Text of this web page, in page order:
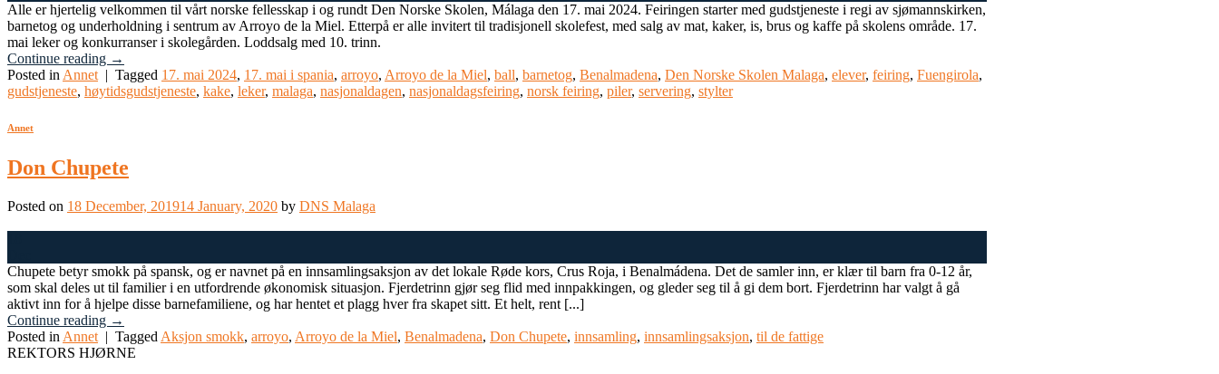
Alle er hjertelig velkommen til vårt norske fellesskap i og rundt Den Norske Skolen, Málaga den 17. mai 2024. Feiringen starter med gudstjeneste i regi av sjømannskirken,
barnetog og underholdning i sentrum av Arroyo de la Miel. Etterpå er alle invitert til tradisjonell skolefest, med salg av mat, kaker, is, brus og kaffe på skolens område. 17.
mai leker og konkurranser i skolegården. Loddsalg med 10. trinn.
Continue reading →
Posted in Annet | Tagged 17. mai 2024, 17. mai i spania, arroyo, Arroyo de la Miel, ball, barnetog, Benalmadena, Den Norske Skolen Malaga, elever, feiring, Fuengirola,
gudstjeneste, høytidsgudstjeneste, kake, leker, malaga, nasjonaldagen, nasjonaldagsfeiring, norsk feiring, piler, servering, stylter
Annet
Don Chupete
Posted on 18 December, 201914 January, 2020 by DNS Malaga
Chupete betyr smokk på spansk, og er navnet på en innsamlingsaksjon av det lokale Røde kors, Crus Roja, i Benalmádena. Det de samler inn, er klær til barn fra 0-12 år,
som skal deles ut til familier i en utfordrende økonomisk situasjon. Fjerdetrinn gjør seg flid med innpakkingen, og gleder seg til å gi dem bort. Fjerdetrinn har valgt å gå
aktivt inn for å hjelpe disse barnefamiliene, og har hentet et plagg hver fra skapet sitt. Et helt, rent [...]
Continue reading →
Posted in Annet | Tagged Aksjon smokk, arroyo, Arroyo de la Miel, Benalmadena, Don Chupete, innsamling, innsamlingsaksjon, til de fattige
REKTORS HJØRNE